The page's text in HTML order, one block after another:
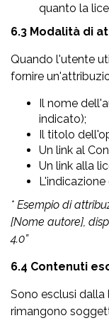
quanto la
6.3 Modalità di
Quando l'utente
fornire
Il nome
indicato);
Il titolo
Un link al
Un link alla
* Esempio di
[Nome autore],
4.0”
6.4 Contenuti
Sono esclusi
rimangono